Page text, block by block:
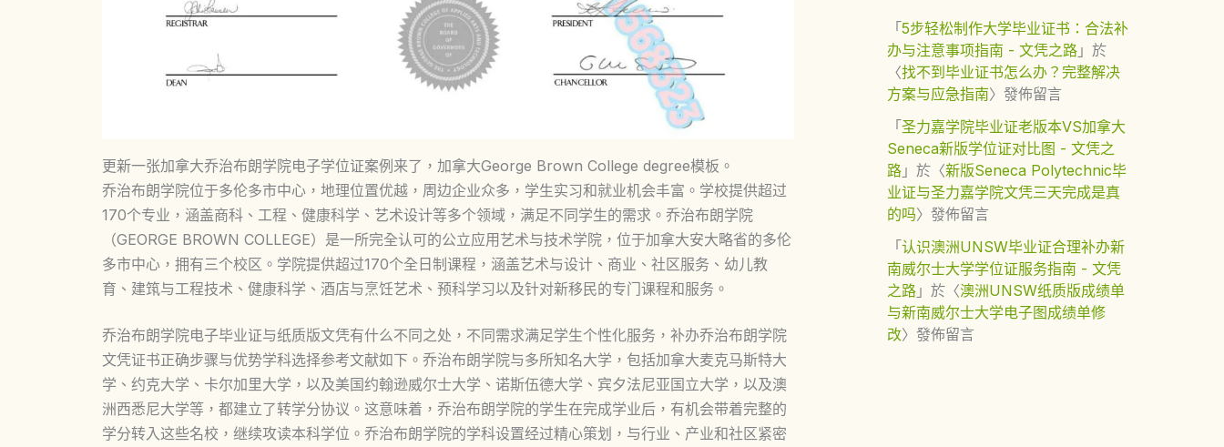
更新一张加拿大乔治布朗学院电子学位证案例来了，加拿大George Brown College degree模板。
乔治布朗学院位于多伦多市中心，地理位置优越，周边企业众多，学生实习和就业机会丰富。学校提供超过
170个专业，涵盖商科、工程、健康科学、艺术设计等多个领域，满足不同学生的需求。乔治布朗学院
（GEORGE BROWN COLLEGE）是一所完全认可的公立应用艺术与技术学院，位于加拿大安大略省的多伦
多市中心，拥有三个校区。学院提供超过170个全日制课程，涵盖艺术与设计、商业、社区服务、幼儿教
育、建筑与工程技术、健康科学、酒店与烹饪艺术、预科学习以及针对新移民的专门课程和服务。
乔治布朗学院电子毕业证与纸质版文凭有什么不同之处，不同需求满足学生个性化服务，补办乔治布朗学院
文凭证书正确步骤与优势学科选择参考文献如下。乔治布朗学院与多所知名大学，包括加拿大麦克马斯特大
学、约克大学、卡尔加里大学，以及美国约翰逊威尔士大学、诺斯伍德大学、宾夕法尼亚国立大学，以及澳
洲西悉尼大学等，都建立了转学分协议。这意味着，乔治布朗学院的学生在完成学业后，有机会带着完整的
学分转入这些名校，继续攻读本科学位。乔治布朗学院的学科设置经过精心策划，与行业、产业和社区紧密
「5步轻松制作大学毕业证书：合法补
办与注意事项指南 - 文凭之路 」於
〈找不到毕业证书怎么办？完整解决
方案与应急指南〉發佈留言
「圣力嘉学院毕业证老版本VS加拿大
Seneca新版学位证对比图 - 文凭之
路 」於〈新版Seneca Polytechnic毕
业证与圣力嘉学院文凭三天完成是真
的吗〉發佈留言
「认识澳洲UNSW毕业证合理补办新
南威尔士大学学位证服务指南 - 文凭
之路 」於〈澳洲UNSW纸质版成绩单
与新南威尔士大学电子图成绩单修
改〉發佈留言